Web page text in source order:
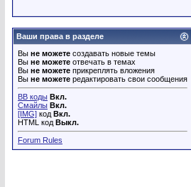
Ваши права в разделе
Вы не можете создавать новые темы
Вы не можете отвечать в темах
Вы не можете прикреплять вложения
Вы не можете редактировать свои сообщения
BB коды Вкл.
Смайлы Вкл.
[IMG] код Вкл.
HTML код Выкл.
Forum Rules